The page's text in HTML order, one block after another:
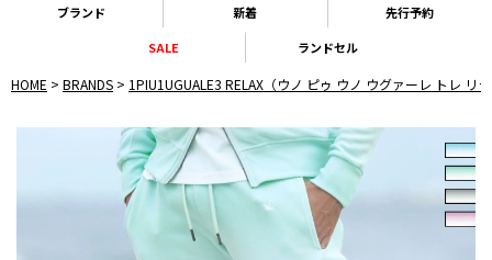
ブランド 新着
先行予約
SALE
ランドセル
HOME BRANDS 1PIU1UGUALE3 RELAX（ウノ ピゥ ウノ ウグァーレ トレ リ